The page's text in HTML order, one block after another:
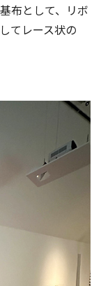
布として、リボ
てレース状の